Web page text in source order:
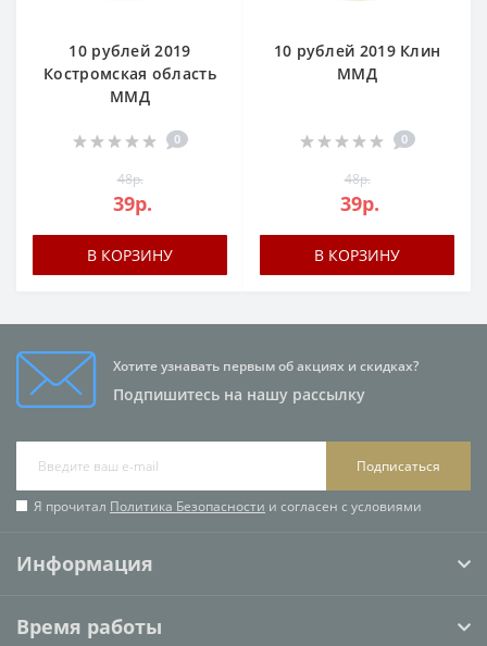
10 рублей 2019
Костромская область
ММД
0
48р.
39р.
В КОРЗИНУ
10 рублей 2019 Клин
ММД
0
48р.
39р.
В КОРЗИНУ
Хотите узнавать первым об акциях и скидках?
Подпишитесь на нашу рассылку
Подписаться
Я прочитал Политика Безопасности и согласен с условиями
Информация
Время работы